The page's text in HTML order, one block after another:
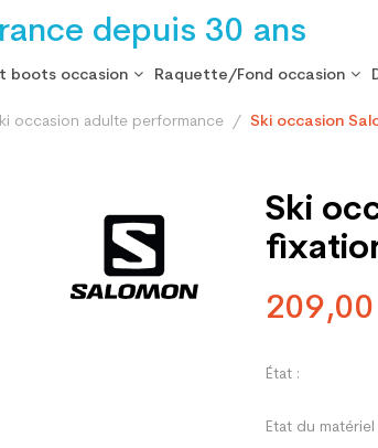
depuis 30 ans
boots occasion Raquette/Fond occasion
occasion adulte performance Ski occasion
Ski
État :
Etat du matériel